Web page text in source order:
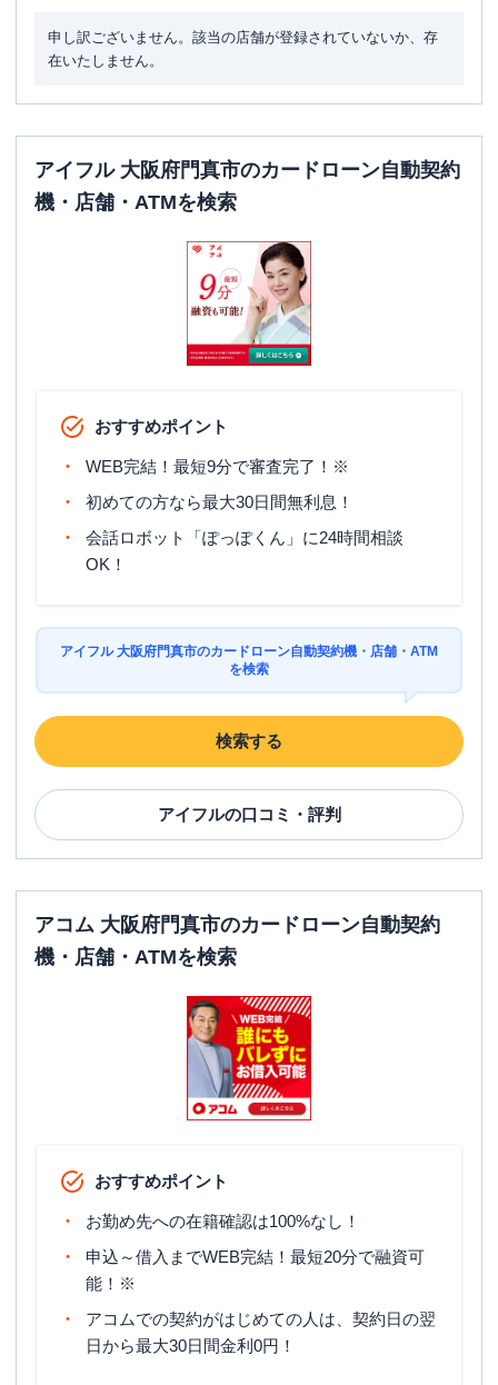
申し訳ございません。該当の店舗が登録されていないか、存
在いたしません。
アイフル 大阪府門真市のカードローン自動契約
機・店舗・ATMを検索
おすすめポイント
WEB完結！最短9分で審査完了！※
初めての方なら最大30日間無利息！
会話ロボット「ぽっぽくん」に24時間相談
OK！
アイフル 大阪府門真市のカードローン自動契約機・店舗・ATM
を検索
検索する
アイフルの口コミ・評判
アコム 大阪府門真市のカードローン自動契約
機・店舗・ATMを検索
おすすめポイント
お勤め先への在籍確認は100%なし！
申込～借入までWEB完結！最短20分で融資可
能！※
アコムでの契約がはじめての人は、契約日の翌
日から最大30日間金利0円！